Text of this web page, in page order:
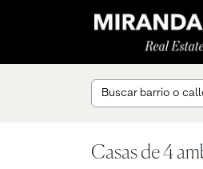
Buscar barrio o
Casas de 4